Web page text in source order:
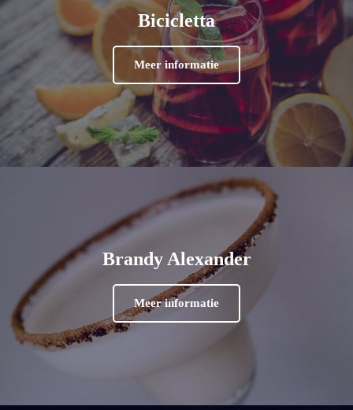
Bicicletta
Meer informatie
Brandy Alexander
Meer informatie